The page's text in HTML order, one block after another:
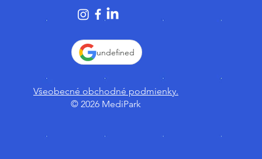
undefined
Všeobecné obchodné podmienky.
© 2026 MediPark